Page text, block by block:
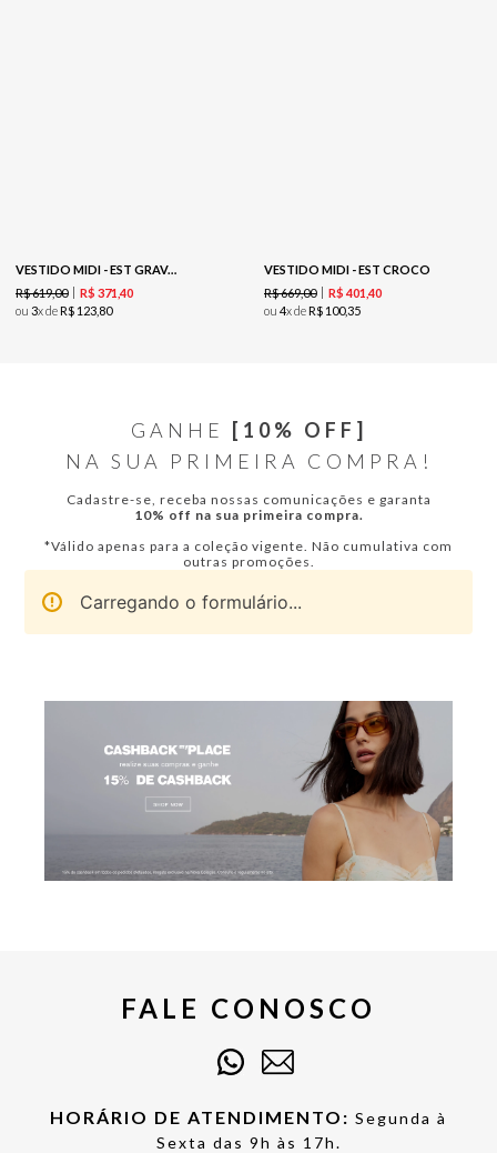
VESTIDO MIDI - EST GRAVATARIA TRIGO
R$619,00 R$ 371 40
ou 3x deR$ 123 80
VESTIDO MIDI - EST CROCO
R$669,00 R$ 401 40
ou 4x deR$ 100,35
GANHE
[10% OFF]
NA SUA PRIMEIRA COMPRA!
Cadastre-se, receba nossas comunicações e garanta
10% off na sua primeira compra.
*Válido apenas para a coleção vigente. Não cumulativa com
outras promoções.
Carregando o formulário...
FALE CONOSCO
HORÁRIO DE ATENDIMENTO: Segunda à
Sexta das 9h às 17h.